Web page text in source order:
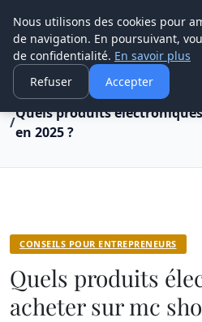
Henry Panky
Accueil
Conseils pour
Quels produits
en 2025 ?
CONSEILS POUR ENTREPRENEURS
Quels produits
acheter sur mc
Nous utilisons des cookies pour
de navigation. En poursuivant,
de confidentialité. En savoir plus
Refuser
Accepter